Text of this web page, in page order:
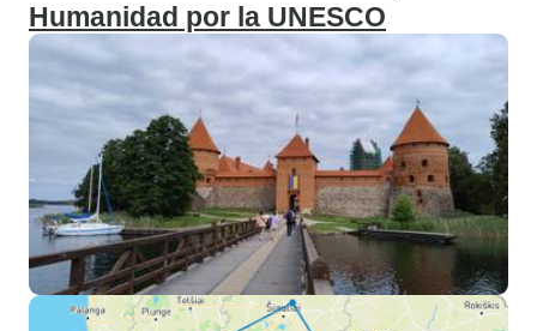
Humanidad por la UNESCO